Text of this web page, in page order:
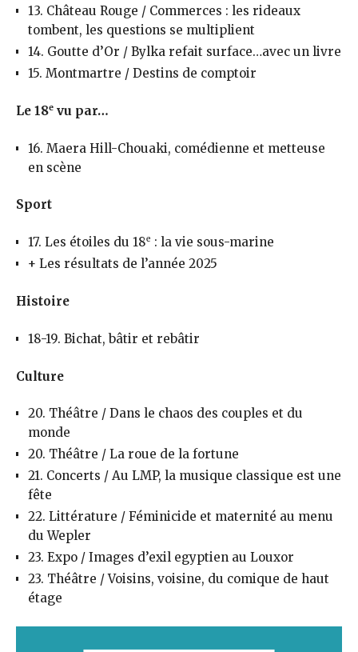
13. Château Rouge / Commerces : les rideaux
tombent, les questions se multiplient
14. Goutte d’Or / Bylka refait surface…avec un livre
15. Montmartre / Destins de comptoir
Le 18e vu par…
16. Maera Hill-Chouaki, comédienne et metteuse
en scène
Sport
17. Les étoiles du 18e : la vie sous-marine
+ Les résultats de l’année 2025
Histoire
18-19. Bichat, bâtir et rebâtir
Culture
20. Théâtre / Dans le chaos des couples et du
monde
20. Théâtre / La roue de la fortune
21. Concerts / Au LMP, la musique classique est une
fête
22. Littérature / Féminicide et maternité au menu
du Wepler
23. Expo / Images d’exil egyptien au Louxor
23. Théâtre / Voisins, voisine, du comique de haut
étage